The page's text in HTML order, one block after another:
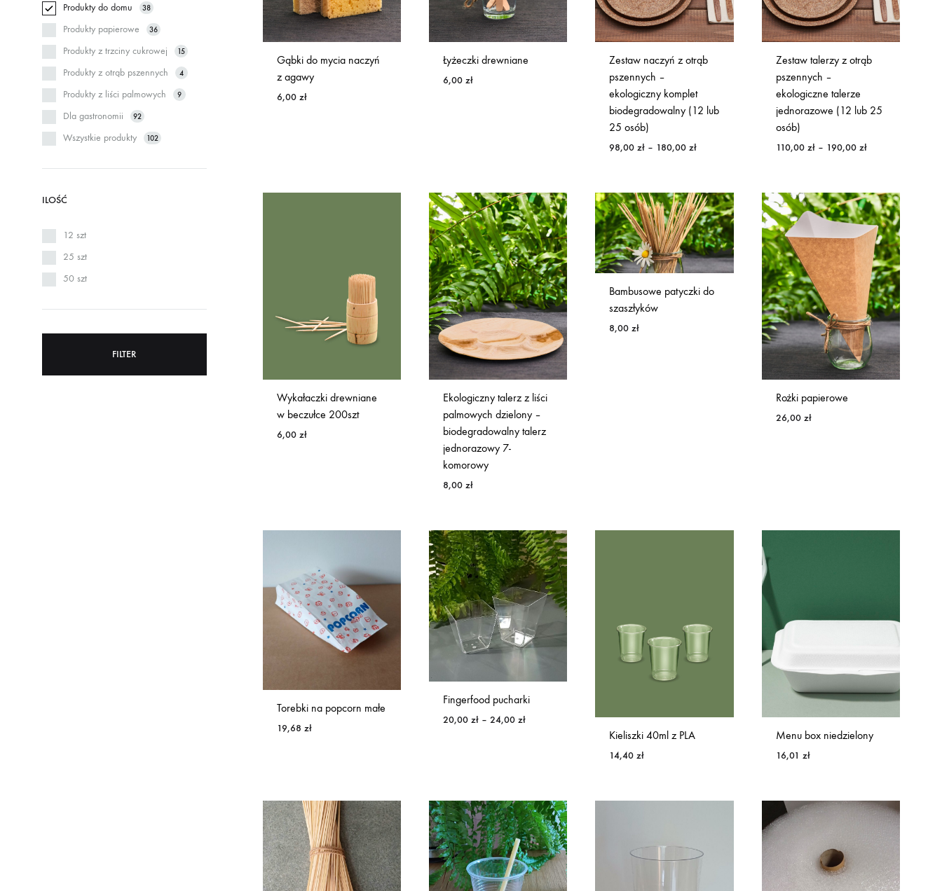
Gąbki do mycia naczyń
z agawy
6,00 zł
Łyżeczki drewniane
6,00zł
Zestaw naczyń z otrąb
pszennych –
ekologiczny komplet
biodegradowalny (12 lub
25 osób)
98,00zł – 180,00złZakres
98,00 zł
do
180,00 zł
Zestaw talerzy z otrąb
pszennych –
ekologiczne talerze
jednorazowe (12 lub 25
osób)
110,00 zł – 190,00 złZakres
110,00 zł
do
190,00 zł
Wykałaczki drewniane
w beczułce 200szt
6,00 zł
Ekologiczny talerz z liści
palmowych dzielony –
biodegradowalny talerz
jednorazowy 7-
komorowy
8,00zł
Bambusowe patyczki do
szaszłyków
8,00zł
Rożki papierowe
26,00 zł
Torebki na popcorn małe
19,68 zł
Fingerfood pucharki
20,00zł – 24,00złZakres
Kieliszki 40ml z PLA
14,40zł
Menu box niedzielony
16,01 zł
Produkty do domu 38
Produkty papierowe 36
Produkty z trzciny cukrowej 15
Produkty z otrąb pszennych 4
Produkty z liści palmowych 9
Dla gastronomii 92
Wszystkie produkty 102
ILOŚĆ
12 szt
25 szt
50 szt
FILTER